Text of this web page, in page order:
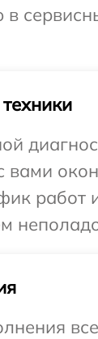
в
вами
работ